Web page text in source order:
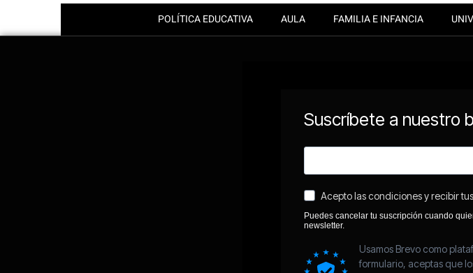
POLÍTICA EDUCATIVA AULA FAMILIA E INFANCIA